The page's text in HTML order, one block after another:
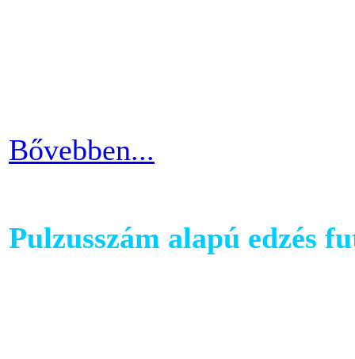
Bővebben...
Pulzusszám alapú edzés